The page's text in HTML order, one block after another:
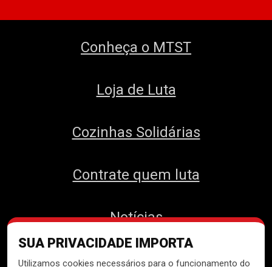
SUA PRIVACIDADE IMPORTA
Utilizamos cookies necessários para o funcionamento do
Conheça o MTST
Loja de Luta
Cozinhas Solidárias
Contrate quem luta
Notícias
Contato